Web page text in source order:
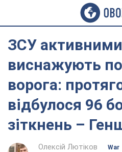
ЗСУ
виснажують
ворога:
відбулося 96
зіткнень –
Олексій Лютіков
War